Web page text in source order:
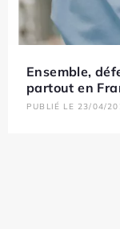
Ensemble,
partout en
PUBLIÉ LE 23/04/